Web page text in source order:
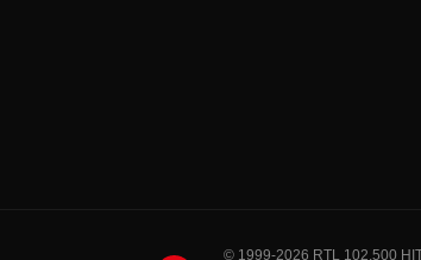
© 1999-2026 RTL 102,500